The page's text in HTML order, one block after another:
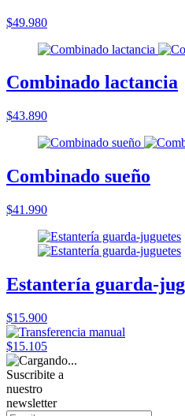
$49.980
Combinado lactancia
$43.890
Combinado sueño
$41.990
Estantería guarda-
$15.900
$15.105
Suscribite a
nuestro
newsletter